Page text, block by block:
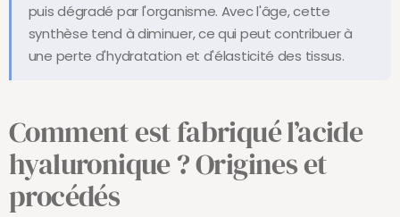
puis dégradé par l'organisme. Avec l'âge, cette
synthèse tend à diminuer, ce qui peut contribuer à
une perte d'hydratation et d'élasticité des tissus.
Comment est fabriqué l’acide
hyaluronique ? Origines et
procédés